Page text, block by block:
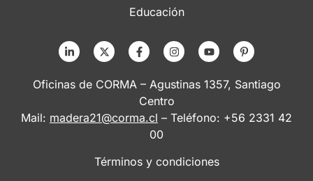
Educación
Oficinas de CORMA – Agustinas 1357, Santiago
Centro
Mail: madera21@corma.cl – Teléfono: +56 2331 42
00
Términos y condiciones